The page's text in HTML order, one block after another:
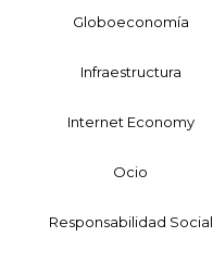
Globoeconomía
Infraestructura
Internet Economy
Ocio
Responsabilidad Social